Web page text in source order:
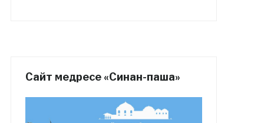
Сайт медресе «Синан-паша»